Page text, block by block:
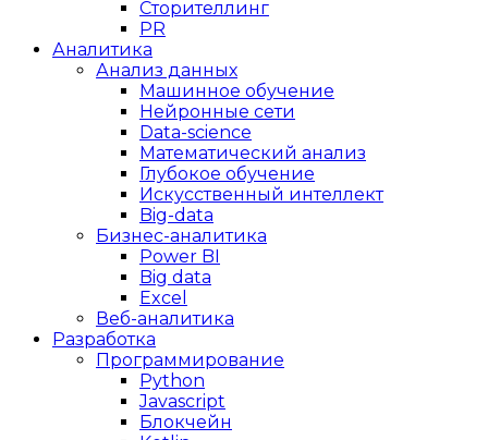
Сторителлинг
PR
Аналитика
Анализ данных
Машинное обучение
Нейронные сети
Data-science
Математический анализ
Глубокое обучение
Искусственный интеллект
Big-data
Бизнес-аналитика
Power BI
Big data
Excel
Веб-аналитика
Разработка
Программирование
Python
Javascript
Блокчейн